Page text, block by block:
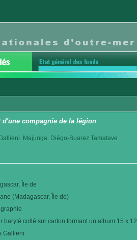
d'une compagnie de la légion
Majunga. Diégo-Suarez.Tamatave
Île de
(Madagascar, Île de)
baryté collé sur carton formant un album 15 x 12
Gallieni